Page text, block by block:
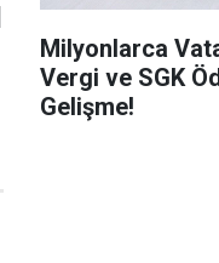
Milyonlarca
Vergi ve SGK
Gelişme!